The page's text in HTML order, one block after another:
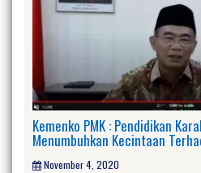
Kemenko PMK : Pendidikan
Menumbuhkan Kecintaan
November 4, 2020